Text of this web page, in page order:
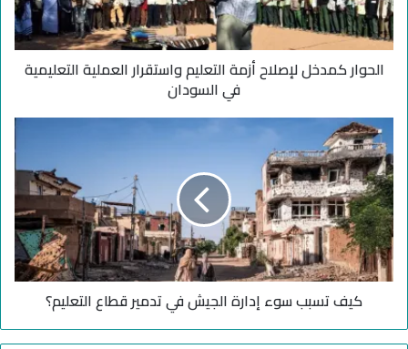
ك
م
د
إ
ص
ل
ا
ح
أ
ز
م
ة
ت
الحوار كمدخل لإصلاح أزمة التعليم واستقرار العملية التعليمية
في السودان
ف
ت
س
ب
ب
س
و
د
كيف تسبب سوء إدارة الجيش في تدمير قطاع التعليم؟